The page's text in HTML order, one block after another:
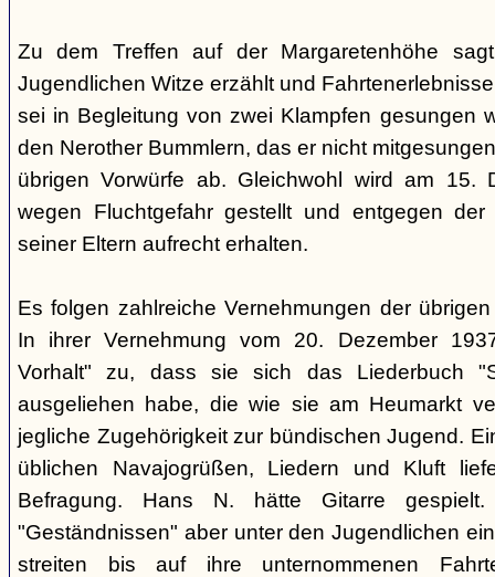
Zu dem Treffen auf der Margaretenhöhe
Jugendlichen Witze erzählt und
sei in Begleitung von zwei Klampfen gesungen
den Nerother Bummlern, das er nicht
übrigen Vorwürfe ab. Gleichwohl wird am 15.
wegen Fluchtgefahr gestellt und entgegen
seiner Eltern aufrecht erhalten.
Es folgen zahlreiche Vernehmungen der
In ihrer Vernehmung vom 20. Dezember
Vorhalt" zu, dass sie sich das Liederbuch
ausgeliehen habe, die wie sie am Heumarkt
jegliche Zugehörigkeit zur bündischen Jugend.
üblichen Navajogrüßen, Liedern und Kluft
Befragung. Hans N. hätte Gitarre
"Geständnissen" aber unter den Jugendlichen
streiten bis auf ihre unternommenen